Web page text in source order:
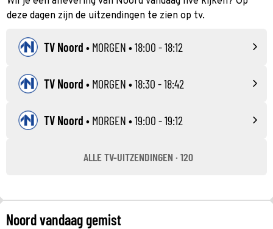
deze dagen zijn de uitzendingen te zien op tv.
TV Noord • MORGEN • 18:00 - 18:12
TV Noord • MORGEN • 18:30 - 18:42
TV Noord • MORGEN • 19:00 - 19:12
ALLE TV-UITZENDINGEN · 120
Noord vandaag gemist